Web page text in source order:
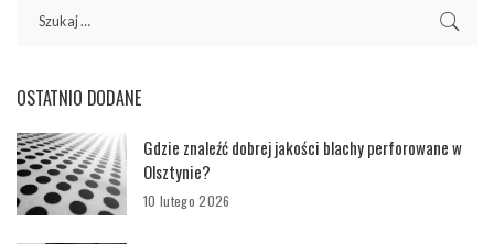
OSTATNIO DODANE
Gdzie znaleźć dobrej jakości blachy perforowane w
Olsztynie?
10 lutego 2026